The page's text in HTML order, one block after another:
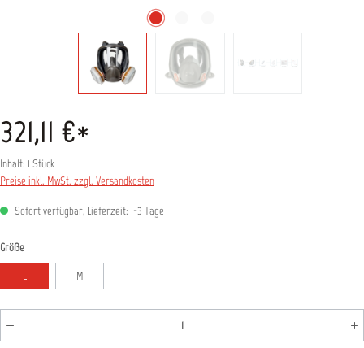
321,11 €*
Inhalt: 1 Stück
Preise inkl. MwSt. zzgl. Versandkosten
Sofort verfügbar, Lieferzeit: 1-3 Tage
Größeauswählen
L M
Produkt Anzahl: Gib den gewünschten Wert ein oder